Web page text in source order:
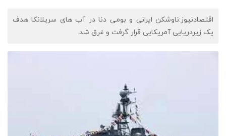
اقتصادنیوز:ناوشکن ایرانی و بومی دنا در آب های سریلانکا هدف
یک زیردریایی آمریکایی قرار گرفت و غرق شد.